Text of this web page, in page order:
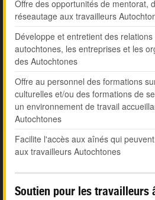
Offre des opportunités de mentorat,
réseautage aux travailleurs
Développe et entretient des
autochtones, les entreprises et les
des Autochtones
Offre au personnel des formations
culturelles et/ou des formations de
un environnement de travail
Autochtones
Facilite l'accès aux aînés qui
aux travailleurs Autochtones
Soutien pour les travailleurs